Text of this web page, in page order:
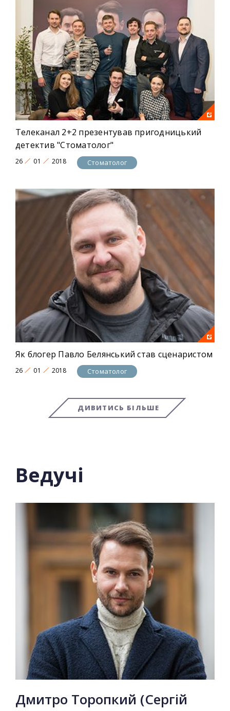
Телеканал 2+2 презентував пригодницький
детектив "Стоматолог"
26 01 2018 Стоматолог
Як блогер Павло Белянський став сценаристом
26 01 2018 Стоматолог
ДИВИТИСЬ БІЛЬШЕ
Ведучі
Дмитро Торопкий (Сергій